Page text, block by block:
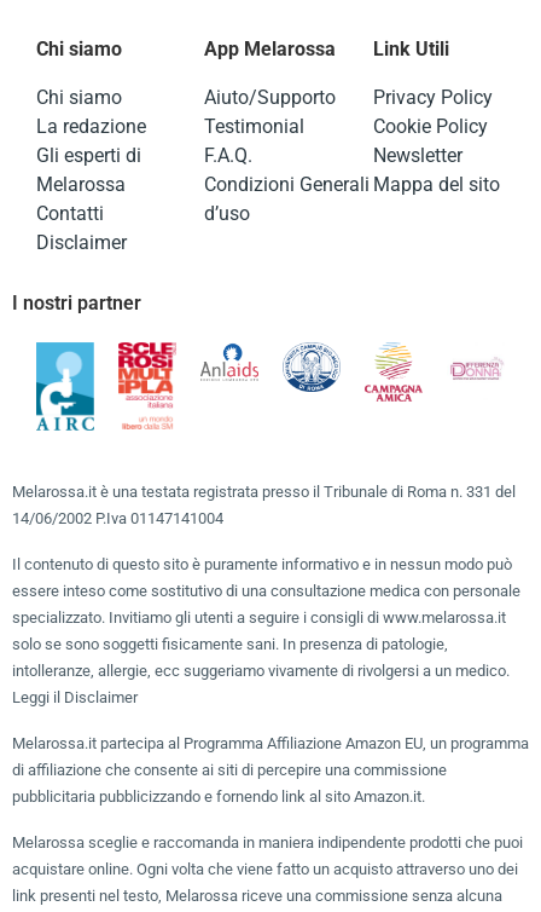
Chi siamo
Chi siamo
La redazione
Gli esperti di
Melarossa
Contatti
Disclaimer
App Melarossa
Aiuto/Supporto
Testimonial
F.A.Q.
Condizioni Generali
d’uso
Link Utili
Privacy Policy
Cookie Policy
Newsletter
Mappa del sito
I nostri partner
Melarossa.it è una testata registrata presso il Tribunale di Roma n. 331 del
14/06/2002 P.Iva 01147141004
Il contenuto di questo sito è puramente informativo e in nessun modo può
essere inteso come sostitutivo di una consultazione medica con personale
specializzato. Invitiamo gli utenti a seguire i consigli di www.melarossa.it
solo se sono soggetti fisicamente sani. In presenza di patologie,
intolleranze, allergie, ecc suggeriamo vivamente di rivolgersi a un medico.
Leggi il Disclaimer
Melarossa.it partecipa al Programma Affiliazione Amazon EU, un programma
di affiliazione che consente ai siti di percepire una commissione
pubblicitaria pubblicizzando e fornendo link al sito Amazon.it.
Melarossa sceglie e raccomanda in maniera indipendente prodotti che puoi
acquistare online. Ogni volta che viene fatto un acquisto attraverso uno dei
link presenti nel testo, Melarossa riceve una commissione senza alcuna